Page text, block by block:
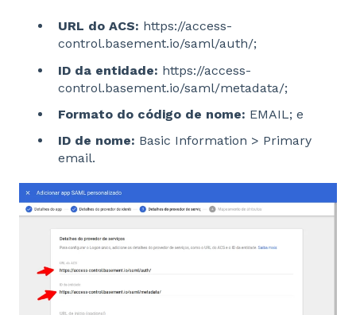
URL do ACS: https://access-
control.basement.io/saml/auth/;
ID da entidade: https://access-
control.basement.io/saml/metadata/;
Formato do código de nome: EMAIL; e
ID de nome: Basic Information > Primary
email.